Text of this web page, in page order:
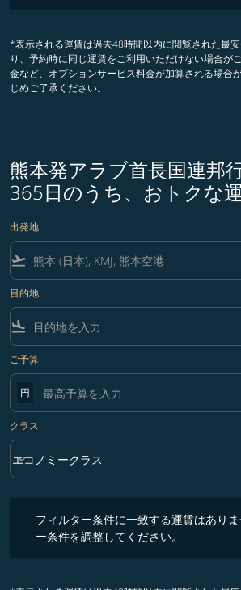
*表示される運賃は過去48時間以内に閲覧された最
り、予約時に同じ運賃をご利用いただけない場合が
金など、オプションサービス料金が加算される場合
じめご了承ください。
熊本発アラブ首長国連邦
365日のうち、おトクな
出発地
flight_takeoff
目的地
flight_land
ご予算
円
クラス
クラス option エコノミークラス Selected
エコノミークラス
keyboard_arrow_down
フィルター条件に一致する運賃はあり
ー条件を調整してください。